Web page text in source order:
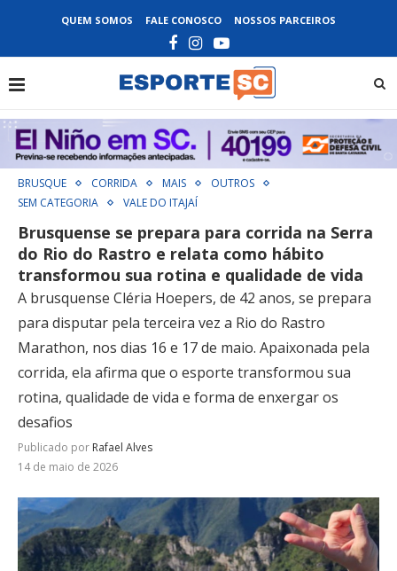
QUEM SOMOS FALE CONOSCO NOSSOS PARCEIROS
BRUSQUE CORRIDA MAIS
OUTROS
SEM CATEGORIA
VALE DO ITAJAÍ
Brusquense se prepara para corrida na Serra
do Rio do Rastro e relata como hábito
transformou sua rotina e qualidade de vida
A brusquense Cléria Hoepers, de 42 anos, se prepara
para disputar pela terceira vez a Rio do Rastro
Marathon, nos dias 16 e 17 de maio. Apaixonada pela
corrida, ela afirma que o esporte transformou sua
rotina, qualidade de vida e forma de enxergar os
desafios
Publicado por Rafael Alves
14 de maio de 2026